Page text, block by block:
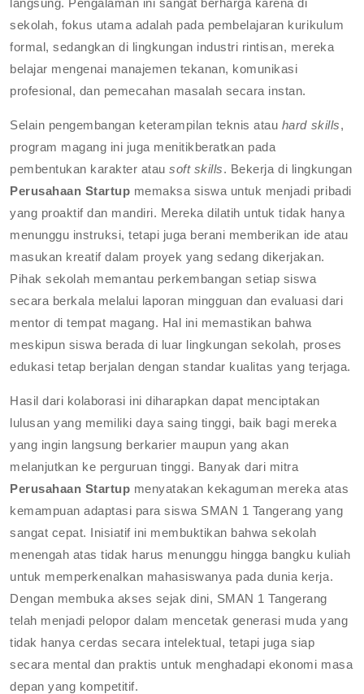
langsung. Pengalaman ini sangat berharga karena di
sekolah, fokus utama adalah pada pembelajaran kurikulum
formal, sedangkan di lingkungan industri rintisan, mereka
belajar mengenai manajemen tekanan, komunikasi
profesional, dan pemecahan masalah secara instan.
Selain pengembangan keterampilan teknis atau hard skills,
program magang ini juga menitikberatkan pada
pembentukan karakter atausoft skills. Bekerja di lingkungan
Perusahaan Startup memaksa siswa untuk menjadi pribadi
yang proaktif dan mandiri. Mereka dilatih untuk tidak hanya
menunggu instruksi, tetapi juga berani memberikan ide atau
masukan kreatif dalam proyek yang sedang dikerjakan.
Pihak sekolah memantau perkembangan setiap siswa
secara berkala melalui laporan mingguan dan evaluasi dari
mentor di tempat magang. Hal ini memastikan bahwa
meskipun siswa berada di luar lingkungan sekolah, proses
edukasi tetap berjalan dengan standar kualitas yang terjaga.
Hasil dari kolaborasi ini diharapkan dapat menciptakan
lulusan yang memiliki daya saing tinggi, baik bagi mereka
yang ingin langsung berkarier maupun yang akan
melanjutkan ke perguruan tinggi. Banyak dari mitra
Perusahaan Startup menyatakan kekaguman mereka atas
kemampuan adaptasi para siswa SMAN 1 Tangerang yang
sangat cepat. Inisiatif ini membuktikan bahwa sekolah
menengah atas tidak harus menunggu hingga bangku kuliah
untuk memperkenalkan mahasiswanya pada dunia kerja.
Dengan membuka akses sejak dini, SMAN 1 Tangerang
telah menjadi pelopor dalam mencetak generasi muda yang
tidak hanya cerdas secara intelektual, tetapi juga siap
secara mental dan praktis untuk menghadapi ekonomi masa
depan yang kompetitif.